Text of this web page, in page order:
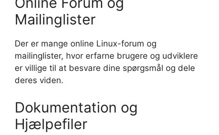
Mailinglister
Der er mange online Linux-forum og
mailinglister, hvor erfarne brugere og udviklere
er villige til at besvare dine spørgsmål og dele
deres viden.
Dokumentation og
Hjælpefiler